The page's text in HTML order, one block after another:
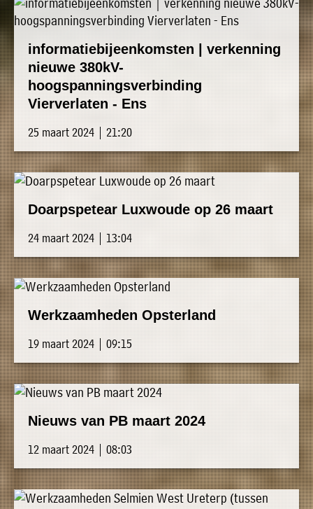
informatiebijeenkomsten | verkenning
nieuwe 380kV-
hoogspanningsverbinding
Vierverlaten - Ens
25 maart 2024 | 21:20
Doarpspetear Luxwoude op 26 maart
24 maart 2024 | 13:04
Werkzaamheden Opsterland
19 maart 2024 | 09:15
Nieuws van PB maart 2024
12 maart 2024 | 08:03